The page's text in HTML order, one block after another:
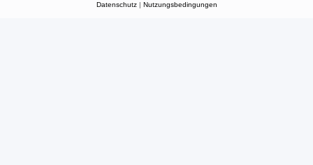
Datenschutz| Nutzungsbedingungen